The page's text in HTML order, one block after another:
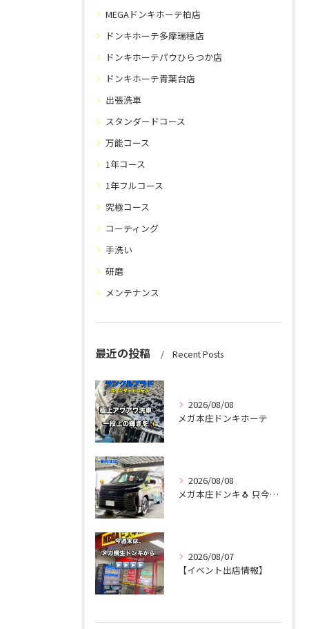
MEGAドンキホーテ柏店
ドンキホーテ多摩瑞穂店
ドンキホーテパウひらつか店
ドンキホーテ青葉台店
出張洗車
スタンダードコース
万能コース
1年コース
1年フルコース
究極コース
コーティング
手洗い
研磨
メンテナンス
最近の投稿 Recent Posts
2026/08/08
メガ本庄ドンキホーテ
2026/08/08
メガ本庄ドンキ🐧 只今イベント出店中🎶 ヴォクシー ご新規様...
2026/08/07
【イベント出店情報】